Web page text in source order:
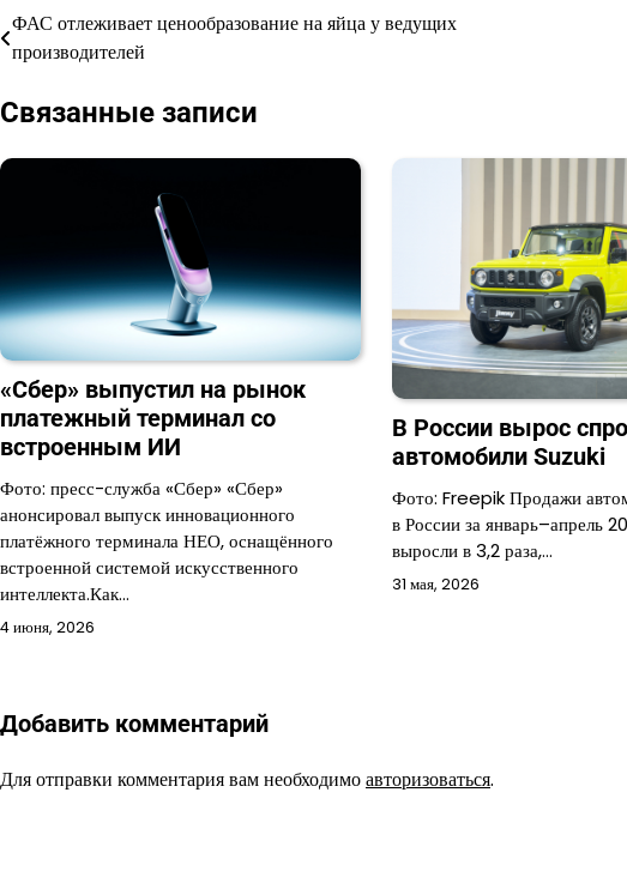
Навигация
по
записям
ФАС отлеживает ценообразование на яйца у ведущих
производителей
Связанные записи
«Сбер» выпустил на рынок
платежный терминал со
встроенным ИИ
Фото: пресс-служба «Сбер» «Сбер»
анонсировал выпуск инновационного
платёжного терминала НЕО, оснащённого
встроенной системой искусственного
интеллекта.Как…
4 июня, 2026
В России вырос
автомобили Suzuki
Фото: Freepik Продажи
в России за январь–апрель
выросли в 3,2 раза,…
31 мая, 2026
Добавить комментарий
Для отправки комментария вам необходимоавторизоваться.